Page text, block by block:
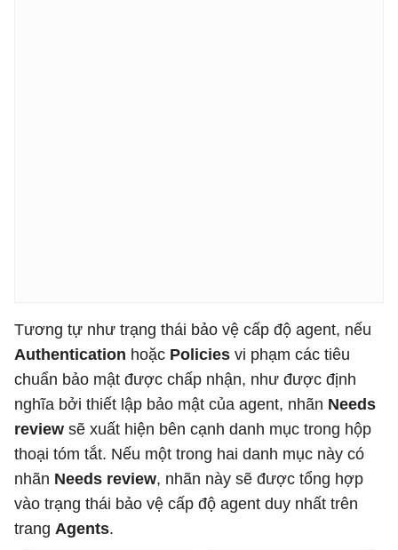
Tương tự như trạng thái bảo vệ cấp độ agent, nếu
Authentication hoặc Policies vi phạm các tiêu
chuẩn bảo mật được chấp nhận, như được định
nghĩa bởi thiết lập bảo mật của agent, nhãn Needs
review sẽ xuất hiện bên cạnh danh mục trong hộp
thoại tóm tắt. Nếu một trong hai danh mục này có
nhãn Needs review, nhãn này sẽ được tổng hợp
vào trạng thái bảo vệ cấp độ agent duy nhất trên
trang Agents.